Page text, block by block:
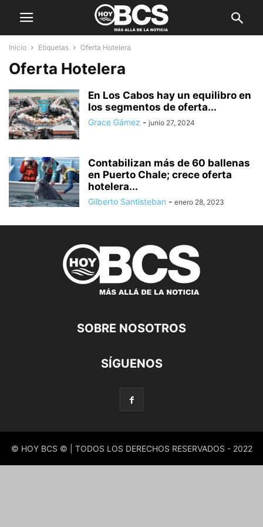
Inicio Etiquetas Oferta Hotelera
Oferta Hotelera
En Los Cabos hay un equilibro en
los segmentos de oferta...
Grace Gámez - junio 27, 2024
Contabilizan más de 60 ballenas
en Puerto Chale; crece oferta
hotelera...
Gilberto Santisteban - enero 28, 2023
SOBRE NOSOTROS
SÍGUENOS
© HOY BCS © | TODOS LOS DERECHOS RESERVADOS - 2022